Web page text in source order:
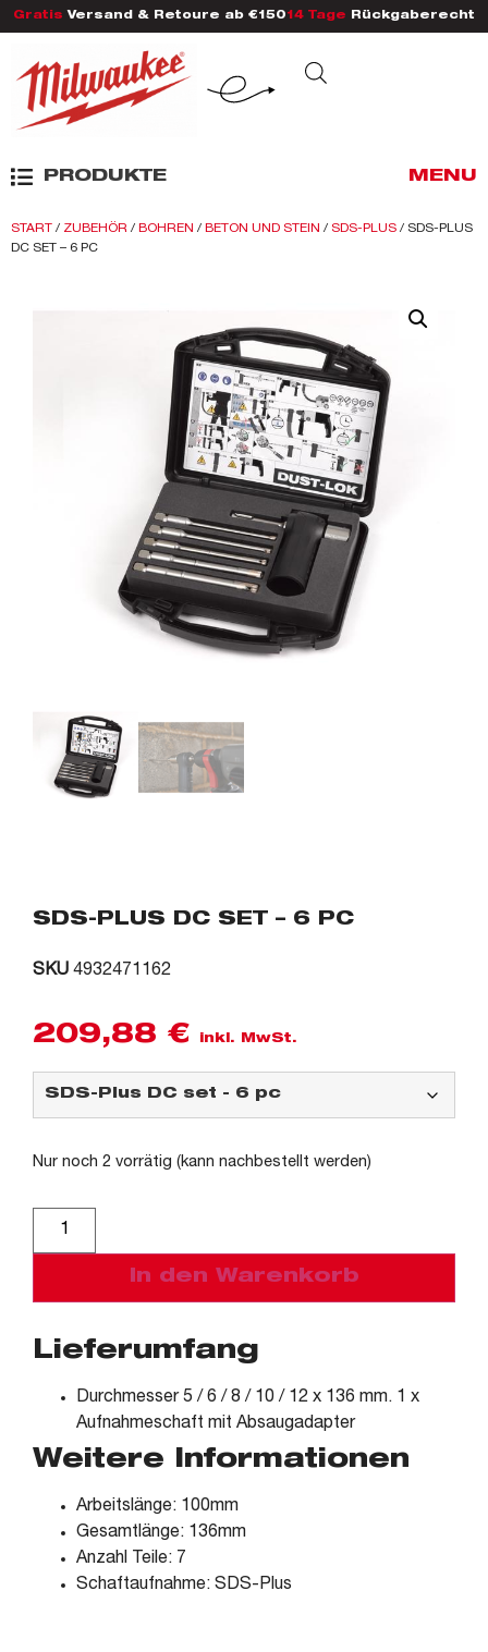
Gratis Versand & Retoure ab €150 14 Tage Rückgaberecht
PRODUKTE MENU
START / ZUBEHÖR / BOHREN / BETON UND STEIN / SDS-PLUS / SDS-PLUS
DC SET – 6 PC
SDS-PLUS DC SET – 6 PC
SKU 4932471162
209,88 € inkl. MwSt.
Nur noch 2 vorrätig (kann nachbestellt werden)
In den Warenkorb
Lieferumfang
Durchmesser 5 / 6 / 8 / 10 / 12 x 136 mm. 1 x
Aufnahmeschaft mit Absaugadapter
Weitere Informationen
Arbeitslänge: 100mm
Gesamtlänge: 136mm
Anzahl Teile: 7
Schaftaufnahme: SDS-Plus